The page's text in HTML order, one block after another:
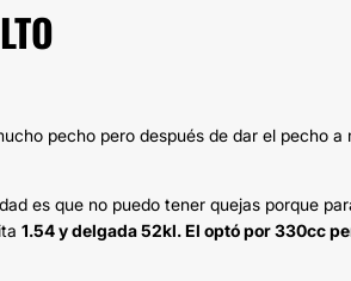
pecho pero después de dar el pecho a
es que no puedo tener quejas porque
1.54 y delgada 52kl. El optó por 330cc